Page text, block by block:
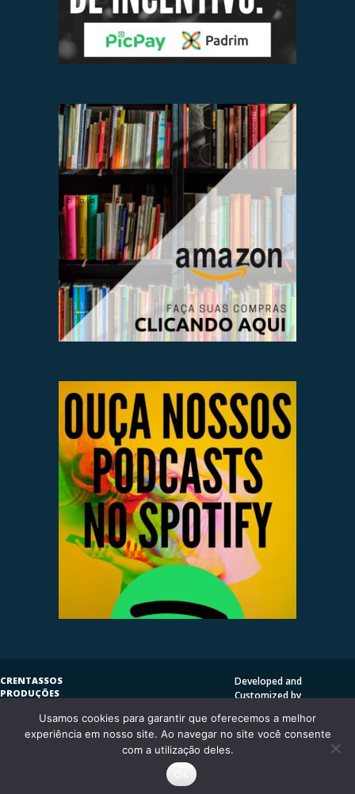
CRENTASSOS
PRODUÇÕES
COPYLEFT©2009
CRENTASSOS
CURITIBA/PR - BRASIL
Developed and
Customized by
DESIGN
UsingVantage Theme
Usamos cookies para garantir que oferecemos a melhor
experiência em nosso site. Ao navegar no site você consente
com a utilização deles.